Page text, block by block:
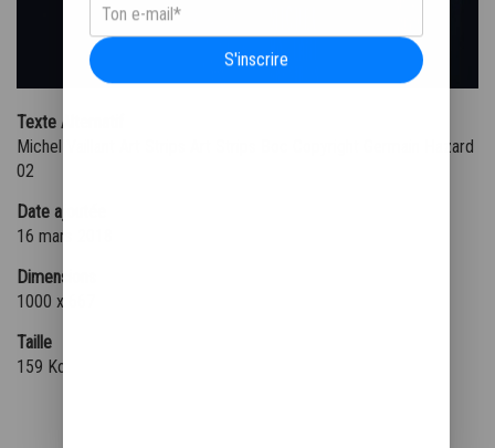
Texte Alternatif
Michel Vaillant Art Strips Art Strips Boc Copyright Germain Hazard
02
Date ajoutée
16 mars 2018
Dimensions
1000 x 667
Taille
159 Ko
S'inscrire